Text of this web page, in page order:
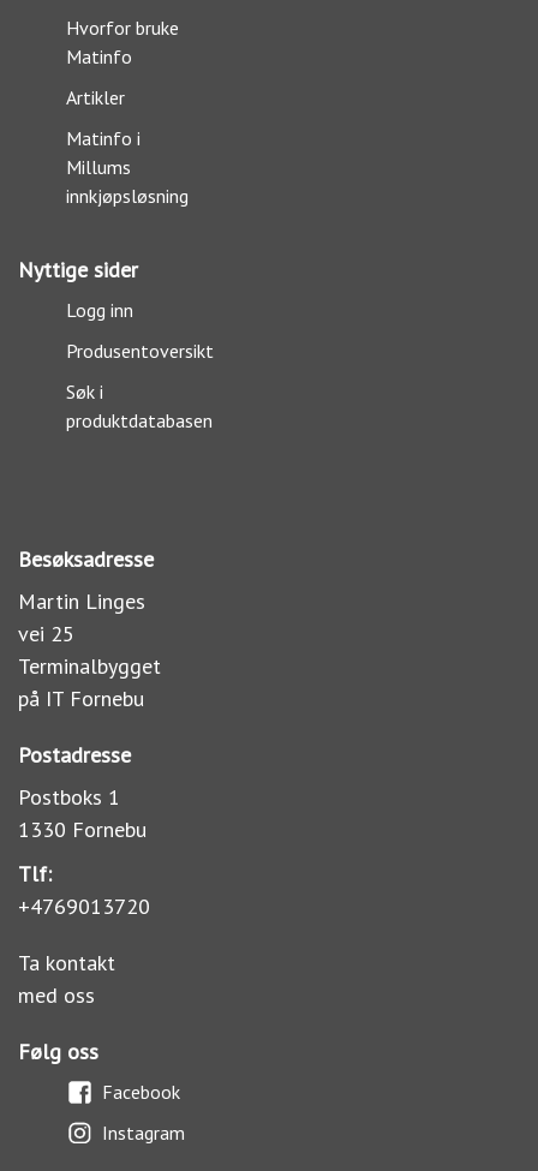
Hvorfor bruke
Matinfo
Artikler
Matinfo i
Millums
innkjøpsløsning
Nyttige sider
Logg inn
Produsentoversikt
Søk i
produktdatabasen
Besøksadresse
Martin Linges
vei 25
Terminalbygget
på IT Fornebu
Postadresse
Postboks 1
1330 Fornebu
Tlf:
+4769013720
Ta kontakt
med oss
Følg oss
Facebook
Instagram